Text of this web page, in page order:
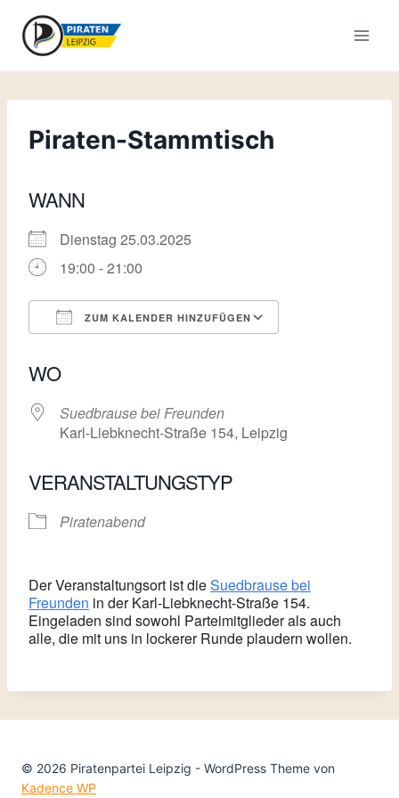
Inhalt
springen
Piraten-Stammtisch
WANN
Dienstag 25.03.2025
19:00 - 21:00
ZUM KALENDER HINZUFÜGEN
WO
Suedbrause bei Freunden
Karl-Liebknecht-Straße 154, Leipzig
VERANSTALTUNGSTYP
Piratenabend
Der Veranstaltungsort ist dieSuedbrause bei
Freunden in der Karl-Liebknecht-Straße 154.
Eingeladen sind sowohl Parteimitglieder als auch
alle, die mit uns in lockerer Runde plaudern wollen.
© 2026 Piratenpartei Leipzig - WordPress Theme von
Kadence WP